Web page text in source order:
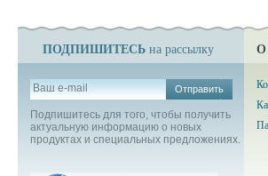
ПОДПИШИТЕСЬ на рассылку
Отправить
Подпишитесь для того, чтобы получить
актуальную информацию о новых
продуктах и специальных предложениях.